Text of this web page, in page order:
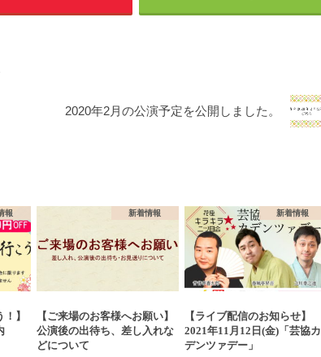
2020年2月の公演予定を公開しました。
報
】
新着情報
【ご来場のお客様へお願い】
公演後の出待ち、差し入れな
どについて
新着情報
【ライブ配信のお知らせ】
2021年11月12日(金)「芸協カ
デンツァデー」